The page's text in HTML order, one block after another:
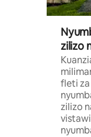
zilizo
fleti
zilizo